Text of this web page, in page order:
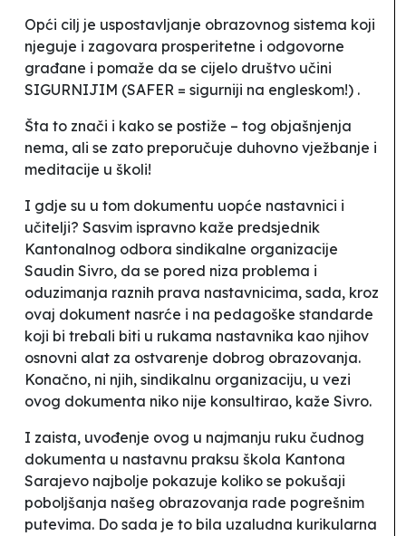
Opći cilj je uspostavljanje obrazovnog sistema koji
njeguje i zagovara prosperitetne i odgovorne
građane i pomaže da se cijelo društvo učini
SIGURNIJIM (SAFER = sigurniji na engleskom!) .
Šta to znači i kako se postiže – tog objašnjenja
nema, ali se zato preporučuje duhovno vježbanje i
meditacije u školi!
I gdje su u tom dokumentu uopće nastavnici i
učitelji? Sasvim ispravno kaže predsjednik
Kantonalnog odbora sindikalne organizacije
Saudin Sivro, da se pored niza problema i
oduzimanja raznih prava nastavnicima, sada, kroz
ovaj dokument nasrće i na pedagoške standarde
koji bi trebali biti u rukama nastavnika kao njihov
osnovni alat za ostvarenje dobrog obrazovanja.
Konačno, ni njih, sindikalnu organizaciju, u vezi
ovog dokumenta niko nije konsultirao, kaže Sivro.
I zaista, uvođenje ovog u najmanju ruku čudnog
dokumenta u nastavnu praksu škola Kantona
Sarajevo najbolje pokazuje koliko se pokušaji
poboljšanja našeg obrazovanja rade pogrešnim
putevima. Do sada je to bila uzaludna kurikularna